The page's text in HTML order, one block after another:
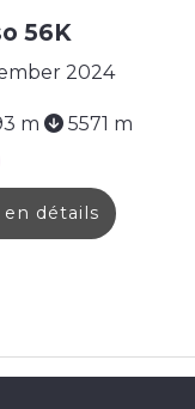
56K
2024
m 5571 m
détails